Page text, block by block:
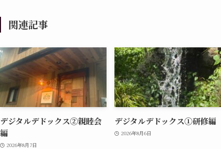
関連記事
デジタルデドックス②親睦会
編
2026年8月7日
デジタルデドックス①研修編
2026年8月6日